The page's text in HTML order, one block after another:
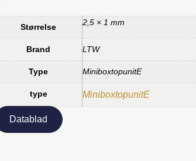
Størrelse 2,5 × 1 mm
Brand LTW
Type MiniboxtopunitE
type MiniboxtopunitE
Datablad